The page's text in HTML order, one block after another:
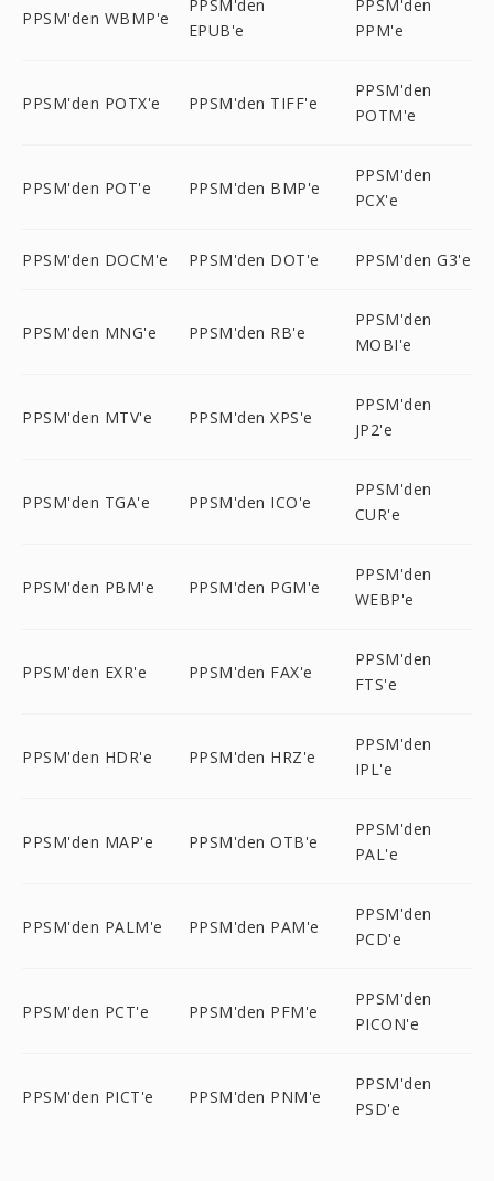
PPSM'den WBMP'e
PPSM'den
EPUB'e
PPSM'den
PPM'e
PPSM'den POTX'e PPSM'den TIFF'e
PPSM'den
POTM'e
PPSM'den POT'e PPSM'den BMP'e
PPSM'den
PCX'e
PPSM'den DOCM'e PPSM'den DOT'e PPSM'den G3'e
PPSM'den MNG'e PPSM'den RB'e
PPSM'den
MOBI'e
PPSM'den MTV'e PPSM'den XPS'e
PPSM'den
JP2'e
PPSM'den TGA'e PPSM'den ICO'e
PPSM'den
CUR'e
PPSM'den PBM'e PPSM'den PGM'e
PPSM'den
WEBP'e
PPSM'den EXR'e PPSM'den FAX'e
PPSM'den
FTS'e
PPSM'den HDR'e PPSM'den HRZ'e
PPSM'den
IPL'e
PPSM'den MAP'e PPSM'den OTB'e
PPSM'den
PAL'e
PPSM'den PALM'e PPSM'den PAM'e
PPSM'den
PCD'e
PPSM'den PCT'e PPSM'den PFM'e
PPSM'den
PICON'e
PPSM'den PICT'e PPSM'den PNM'e
PPSM'den
PSD'e